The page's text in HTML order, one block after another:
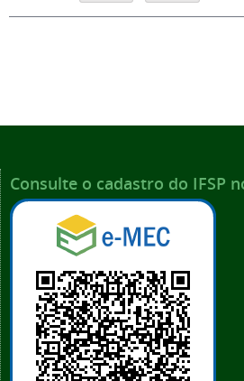
Consulte o cadastro do IFSP